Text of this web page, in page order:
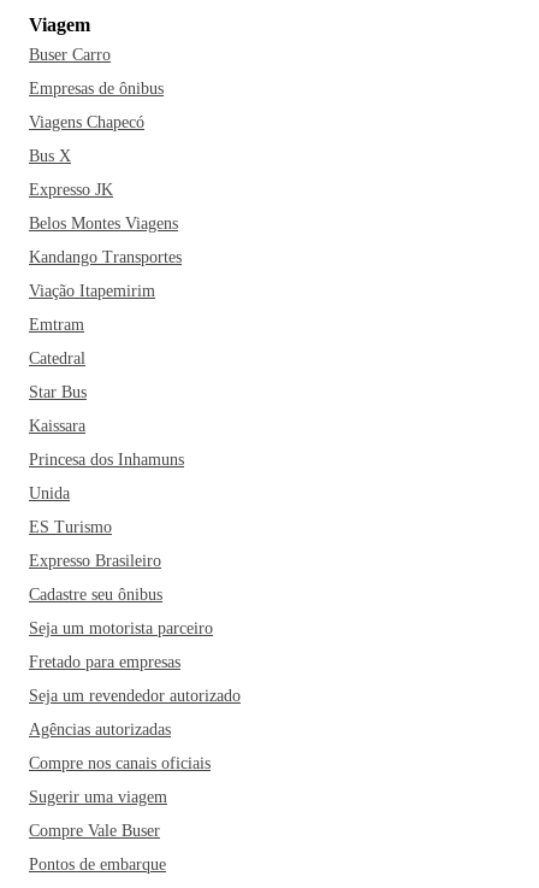
Viagem
Buser Carro
Empresas de ônibus
Viagens Chapecó
Bus X
Expresso JK
Belos Montes Viagens
Kandango Transportes
Viação Itapemirim
Emtram
Catedral
Star Bus
Kaissara
Princesa dos Inhamuns
Unida
ES Turismo
Expresso Brasileiro
Cadastre seu ônibus
Seja um motorista parceiro
Fretado para empresas
Seja um revendedor autorizado
Agências autorizadas
Compre nos canais oficiais
Sugerir uma viagem
Compre Vale Buser
Pontos de embarque